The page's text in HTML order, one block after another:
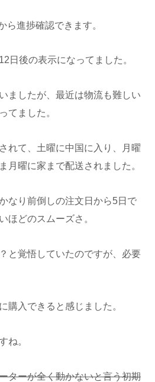
ら進捗確認できます。
日後の表示になってました。
ましたが、最近は物流も難しい
てました。
れて、土曜に中国に入り、月曜
月曜に家まで配送されました。
なり前倒しの注文日から5日で
ほどのスムーズさ。
と覚悟していたのですが、必要
購入できると感じました。
ね。
ターが全く動かないと言う初期